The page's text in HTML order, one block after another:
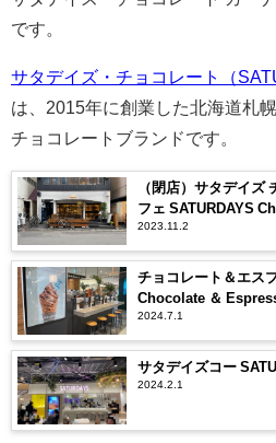
です。
サタデイズ・チョコレート（
は、2015年に創業した北海道札
チョコレートブランドです。
（閉店）サタデイズ
フェ SATURDAYS
2023.11.2
チョコレート＆エス
Chocolate ＆
2024.7.1
サタデイズコー
2024.2.1